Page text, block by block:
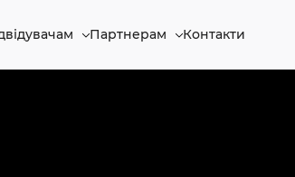
Партнерам Контакти